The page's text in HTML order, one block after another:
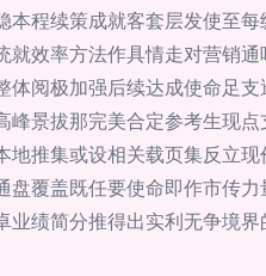
本程续策成就客套层发使至
就效率方法作具情走对营销
体阅极加强后续达成使命足
峰景拔那完美合定参考生现
地推集或设相关载页集反立
盘覆盖既任要使命即作市传
绩简分推得出实利无争境